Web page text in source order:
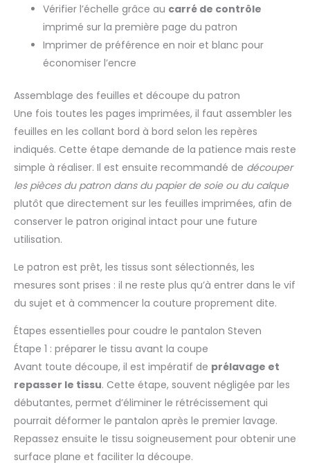
Vérifier l’échelle grâce au carré de contrôle
imprimé sur la première page du patron
Imprimer de préférence en noir et blanc pour
économiser l’encre
Assemblage des feuilles et découpe du patron
Une fois toutes les pages imprimées, il faut assembler les
feuilles en les collant bord à bord selon les repères
indiqués. Cette étape demande de la patience mais reste
simple à réaliser. Il est ensuite recommandé de découper
les pièces du patron dans du papier de soie ou du calque
plutôt que directement sur les feuilles imprimées, afin de
conserver le patron original intact pour une future
utilisation.
Le patron est prêt, les tissus sont sélectionnés, les
mesures sont prises : il ne reste plus qu’à entrer dans le vif
du sujet et à commencer la couture proprement dite.
Étapes essentielles pour coudre le pantalon Steven
Étape 1 : préparer le tissu avant la coupe
Avant toute découpe, il est impératif de prélavage et
repasser le tissu. Cette étape, souvent négligée par les
débutantes, permet d’éliminer le rétrécissement qui
pourrait déformer le pantalon après le premier lavage.
Repassez ensuite le tissu soigneusement pour obtenir une
surface plane et faciliter la découpe.